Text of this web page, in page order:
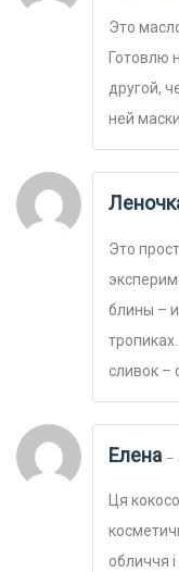
Это
Готовлю
другой,
ней
Это
блины – и
сливок –
Елена –
Ця
обличчя